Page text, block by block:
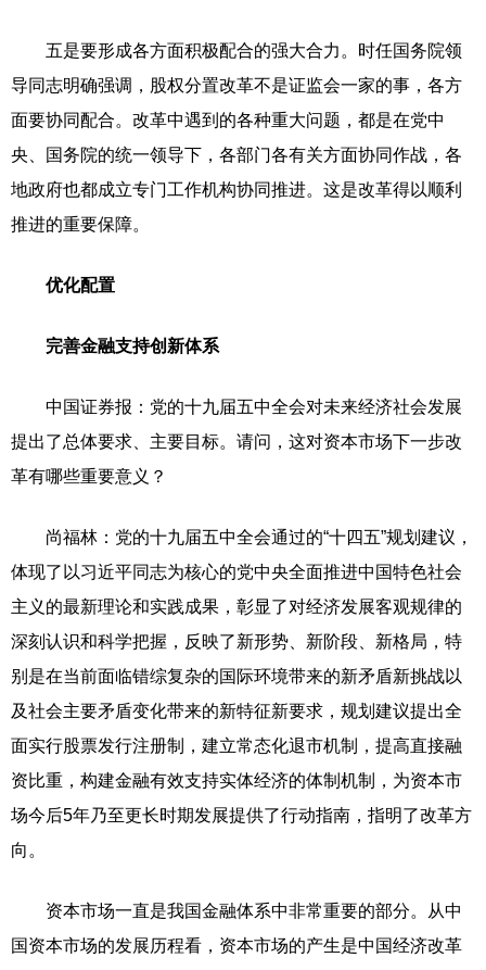
五是要形成各方面积极配合的强大合力。时任国务院领
导同志明确强调，股权分置改革不是证监会一家的事，各方
面要协同配合。改革中遇到的各种重大问题，都是在党中
央、国务院的统一领导下，各部门各有关方面协同作战，各
地政府也都成立专门工作机构协同推进。这是改革得以顺利
推进的重要保障。
优化配置
完善金融支持创新体系
中国证券报：党的十九届五中全会对未来经济社会发展
提出了总体要求、主要目标。请问，这对资本市场下一步改
革有哪些重要意义？
尚福林：党的十九届五中全会通过的“十四五”规划建议，
体现了以习近平同志为核心的党中央全面推进中国特色社会
主义的最新理论和实践成果，彰显了对经济发展客观规律的
深刻认识和科学把握，反映了新形势、新阶段、新格局，特
别是在当前面临错综复杂的国际环境带来的新矛盾新挑战以
及社会主要矛盾变化带来的新特征新要求，规划建议提出全
面实行股票发行注册制，建立常态化退市机制，提高直接融
资比重，构建金融有效支持实体经济的体制机制，为资本市
场今后5年乃至更长时期发展提供了行动指南，指明了改革方
向。
资本市场一直是我国金融体系中非常重要的部分。从中
国资本市场的发展历程看，资本市场的产生是中国经济改革